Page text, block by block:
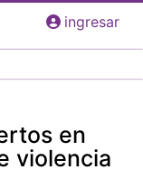
ingresar
en
violencia